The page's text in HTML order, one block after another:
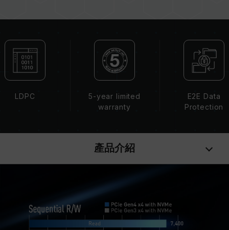
LDPC
5-year limited
warranty
E2E Data
Protection
產品介紹